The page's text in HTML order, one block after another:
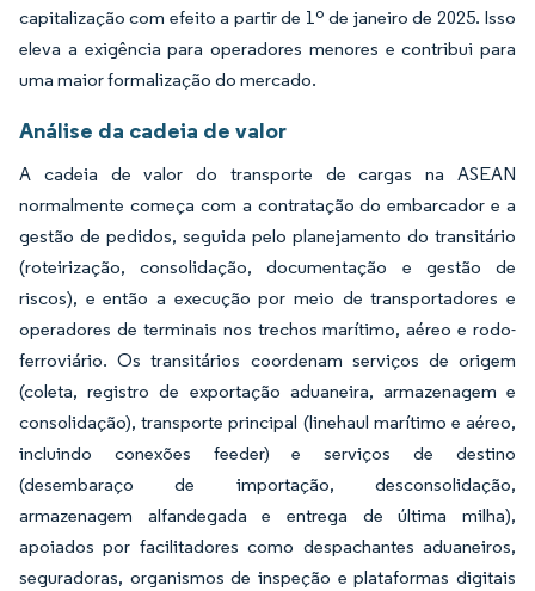
capitalização com efeito a partir de 1º de janeiro de 2025. Isso
eleva a exigência para operadores menores e contribui para
uma maior formalização do mercado.
Análise da cadeia de valor
A cadeia de valor do transporte de cargas na ASEAN
normalmente começa com a contratação do embarcador e a
gestão de pedidos, seguida pelo planejamento do transitário
(roteirização, consolidação, documentação e gestão de
riscos), e então a execução por meio de transportadores e
operadores de terminais nos trechos marítimo, aéreo e rodo-
ferroviário. Os transitários coordenam serviços de origem
(coleta, registro de exportação aduaneira, armazenagem e
consolidação), transporte principal (linehaul marítimo e aéreo,
incluindo conexões feeder) e serviços de destino
(desembaraço de importação, desconsolidação,
armazenagem alfandegada e entrega de última milha),
apoiados por facilitadores como despachantes aduaneiros,
seguradoras, organismos de inspeção e plataformas digitais